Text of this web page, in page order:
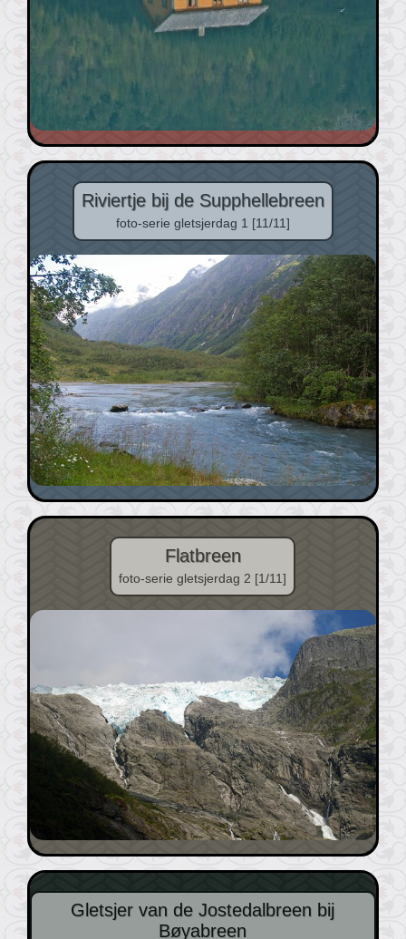
Riviertje bij de Supphellebreen
foto-serie gletsjerdag 1 [11/11]
Flatbreen
foto-serie gletsjerdag 2 [1/11]
Gletsjer van de Jostedalbreen bij
Bøyabreen